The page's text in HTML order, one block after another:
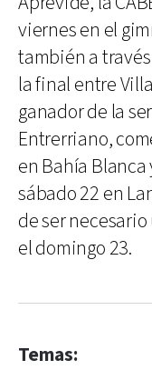
viernes en el
también a
la final entre
ganador de la
Entrerriano,
en Bahía
sábado 22 en
de ser
el domingo 23.
Temas: